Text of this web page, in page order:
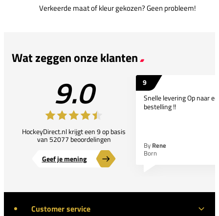
Verkeerde maat of kleur gekozen? Geen probleem!
Wat zeggen onze klanten
9.0
HockeyDirect.nl krijgt een 9 op basis
van 52077 beoordelingen
Geef je mening
9
Snelle levering Op naar
bestelling !!
By Rene
Born
Customer service